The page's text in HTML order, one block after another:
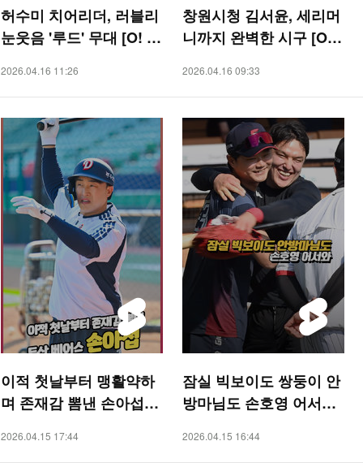
허수미 치어리더, 러블리
눈웃음 '루드' 무대 [O! S
2026.04.16 11:26
창원시청 김서윤, 세리머
니까지 완벽한 시구 [O!
2026.04.16 09:33
이적 첫날부터 맹활약하
며 존재감 뽐낸 손아섭
2026.04.15 17:44
잠실 빅보이도 쌍둥이 안
방마님도 손호영 어서와
2026.04.15 16:44